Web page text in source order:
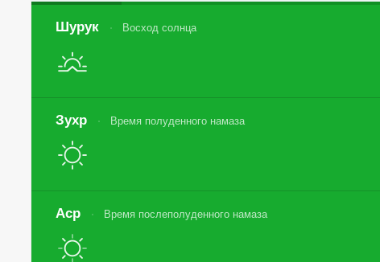
Шурук Восход солнца
Зухр Время полуденного намаза
Аср Время послеполуденного намаза